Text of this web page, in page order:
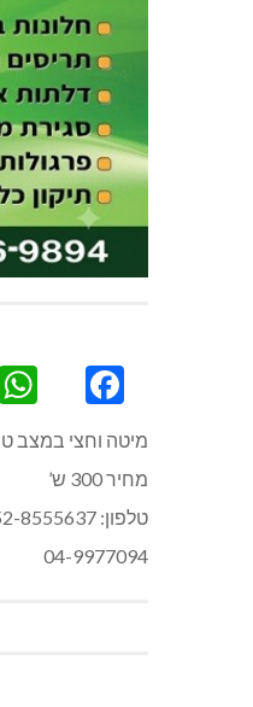
מיטה וחצי במצב
מחיר 300 ש’
טלפון: 052-8555637
04-9977094